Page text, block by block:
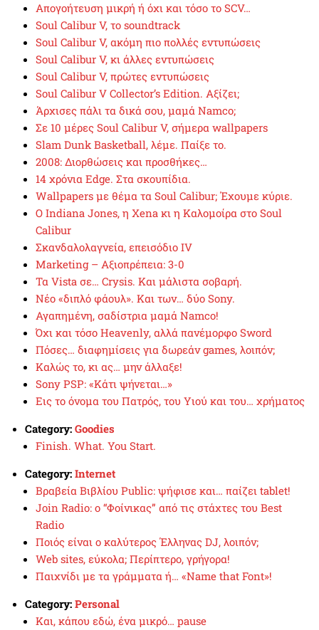
Απογοήτευση μικρή ή όχι και τόσο το SCV…
Soul Calibur V, το soundtrack
Soul Calibur V, ακόμη πιο πολλές εντυπώσεις
Soul Calibur V, κι άλλες εντυπώσεις
Soul Calibur V, πρώτες εντυπώσεις
Soul Calibur V Collector’s Edition. Αξίζει;
Άρχισες πάλι τα δικά σου, μαμά Namco;
Σε 10 μέρες Soul Calibur V, σήμερα wallpapers
Slam Dunk Basketball, λέμε. Παίξε το.
2008: Διορθώσεις και προσθήκες…
14 χρόνια Edge. Στα σκουπίδια.
Wallpapers με θέμα τα Soul Calibur; Έχουμε κύριε.
Ο Indiana Jones, η Xena κι η Καλομοίρα στο Soul
Calibur
Σκανδαλολαγνεία, επεισόδιο IV
Marketing – Αξιοπρέπεια: 3-0
Τα Vista σε… Crysis. Και μάλιστα σοβαρή.
Νέο «διπλό φάουλ». Και των… δύο Sony.
Αγαπημένη, σαδίστρια μαμά Namco!
Όχι και τόσο Heavenly, αλλά πανέμορφο Sword
Πόσες… διαφημίσεις για δωρεάν games, λοιπόν;
Καλώς το, κι ας… μην άλλαξε!
Sony PSP: «Κάτι ψήνεται…»
Εις το όνομα του Πατρός, του Υιού και του… χρήματος
Category: Goodies
Finish. What. You Start.
Category: Internet
Βραβεία Βιβλίου Public: ψήφισε και… παίζει tablet!
Join Radio: ο “Φοίνικας” από τις στάχτες του Best
Radio
Ποιός είναι ο καλύτερος Έλληνας DJ, λοιπόν;
Web sites, εύκολα; Περίπτερο, γρήγορα!
Παιχνίδι με τα γράμματα ή… «Name that Font»!
Category: Personal
Και, κάπου εδώ, ένα μικρό… pause